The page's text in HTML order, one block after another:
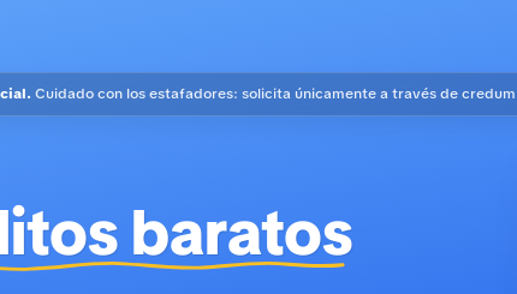
Cuidado con los estafadores: solicita únicamente a través de
baratos